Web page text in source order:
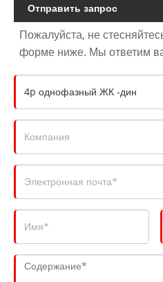
Отправить запрос
Пожалуйста, не
форме ниже. Мы ответим